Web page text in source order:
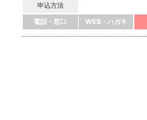
申込方法
電話・窓口
WEB・ハガキ